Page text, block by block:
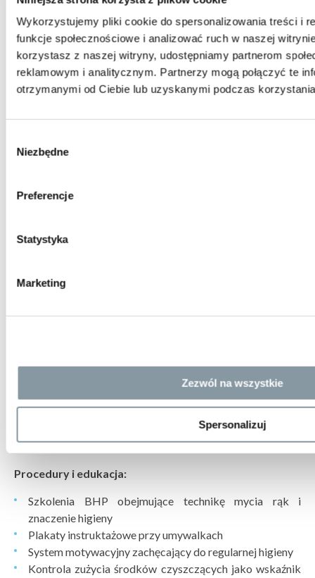
Wykorzystujemy pliki cookie do spersonalizowania treści i
funkcje społecznościowe i analizować ruch w naszej
korzystasz z naszej witryny, udostępniamy partnerom
reklamowym i analitycznym. Partnerzy mogą połączyć te
otrzymanymi od Ciebie lub uzyskanymi podczas
zgody
Niezbędne
Preferencje
Statystyka
Marketing
Zezwól na wszystkie
Spersonalizuj
Higiena rąk w zakładzie pracy – obowiązek i standard
Właściwa higiena rąk w środowisku przemysłowym to
system, który obejmuje nie tylko dobór odpowiednich
środków czyszczących, ale także infrastrukturę, procedury
Umywalki
pracowników w przemyśle). Ciepła i zimna woda,
Dozowniki
serwisowany i napełniany.
Ręczniki– papierowe jednorazowe lub suszarki na ciepłe
przemysłowych.
myjących warto zapewnić pracownikom kremy barierowe
(nakładane przed pracą) oraz kremy regenerujące (po
pracy).
Procedury i edukacja:
Szkolenia BHP obejmujące technikę mycia rąk i
znaczenie higieny
Plakaty instruktażowe przy umywalkach
System motywacyjny zachęcający do regularnej higieny
Kontrola zużycia środków czyszczących jako wskaźnik